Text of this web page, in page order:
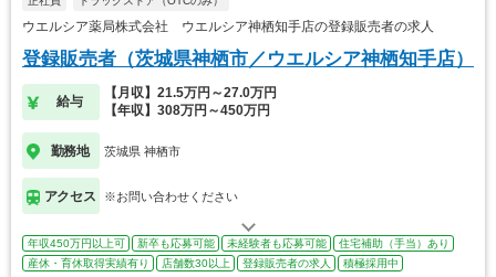
ウエルシア薬局株式会社 ウエルシア神栖知手店の登録販売者の求人
登録販売者（茨城県神栖市／ウエルシア神栖知手店）
給与
【月収】21.5万円～27.0万円
【年収】308万円～450万円
勤務地 茨城県 神栖市
アクセス ※お問い合わせください
年収450万円以上可 新卒も応募可能 未経験者も応募可能
住宅補助（手当）あり
産休・育休取得実績有り
店舗数30以上 登録販売者の求人 積極採用中